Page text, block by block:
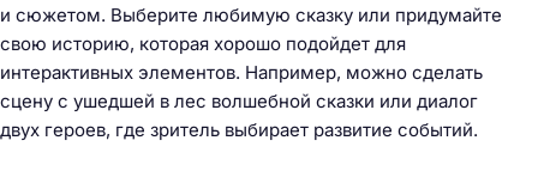
и сюжетом. Выберите любимую сказку или придумайте
свою историю, которая хорошо подойдет для
интерактивных элементов. Например, можно сделать
сцену с ушедшей в лес волшебной сказки или диалог
двух героев, где зритель выбирает развитие событий.